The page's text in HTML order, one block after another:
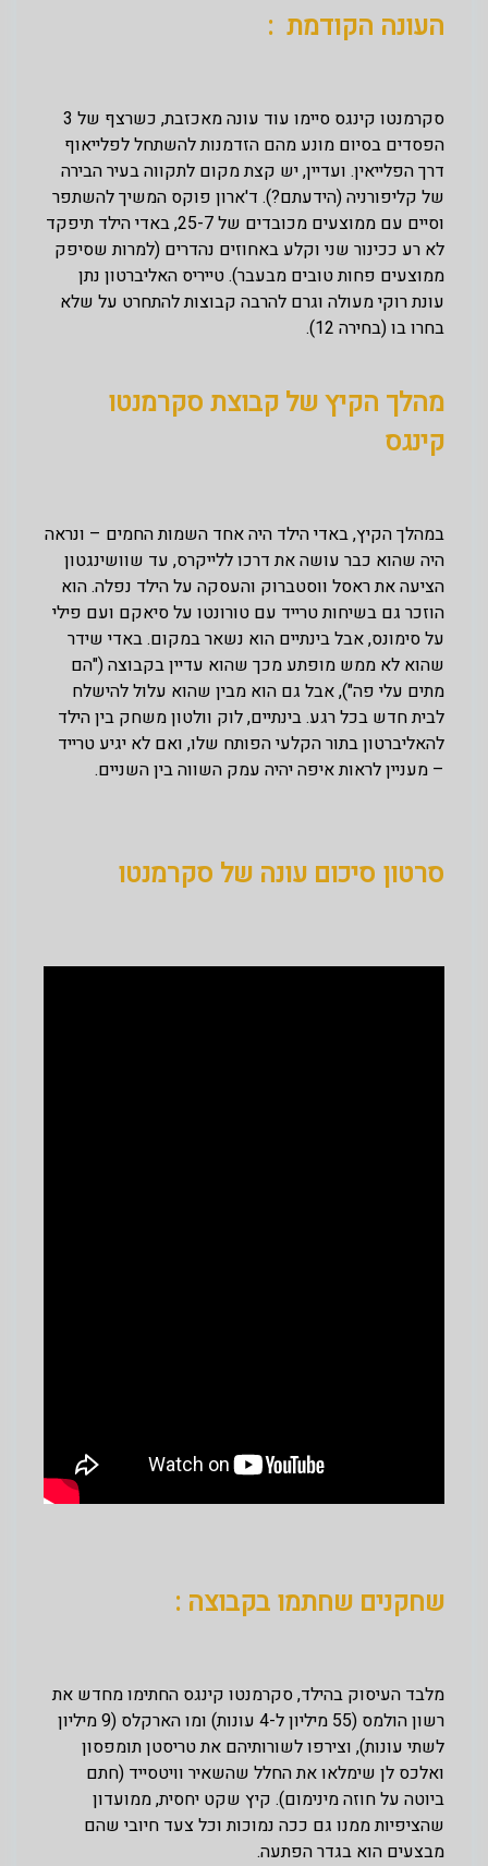
העונה הקודמת :
סקרמנטו קינגס סיימו עוד עונה מאכזבת, כשרצף של 3
הפסדים בסיום מונע מהם הזדמנות להשתחל לפלייאוף
דרך הפלייאין. ועדיין, יש קצת מקום לתקווה בעיר הבירה
של קליפורניה (הידעתם?). ד'ארון פוקס המשיך להשתפר
וסיים עם ממוצעים מכובדים של 25-7, באדי הילד תיפקד
לא רע ככינור שני וקלע באחוזים נהדרים (למרות שסיפק
ממוצעים פחות טובים מבעבר). טייריס האליברטון נתן
עונת רוקי מעולה וגרם להרבה קבוצות להתחרט על שלא
בחרו בו (בחירה 12).
מהלך הקיץ של קבוצת סקרמנטו
קינגס
במהלך הקיץ, באדי הילד היה אחד השמות החמים – ונראה
היה שהוא כבר עושה את דרכו ללייקרס, עד שוושינגטון
הציעה את ראסל ווסטברוק והעסקה על הילד נפלה. הוא
הוזכר גם בשיחות טרייד עם טורונטו על סיאקם ועם פילי
על סימונס, אבל בינתיים הוא נשאר במקום. באדי שידר
שהוא לא ממש מופתע מכך שהוא עדיין בקבוצה ("הם
מתים עלי פה"), אבל גם הוא מבין שהוא עלול להישלח
לבית חדש בכל רגע. בינתיים, לוק וולטון משחק בין הילד
להאליברטון בתור הקלעי הפותח שלו, ואם לא יגיע טרייד
– מעניין לראות איפה יהיה עמק השווה בין השניים.
סרטון סיכום עונה של סקרמנטו
שחקנים שחתמו בקבוצה :
מלבד העיסוק בהילד, סקרמנטו קינגס החתימו מחדש את
רשון הולמס (55 מיליון ל-4 עונות) ומו הארקלס (9 מיליון
לשתי עונות), וצירפו לשורותיהם את טריסטן תומפסון
ואלכס לן שימלאו את החלל שהשאיר וויטסייד (חתם
ביוטה על חוזה מינימום). קיץ שקט יחסית, ממועדון
שהציפיות ממנו גם ככה נמוכות וכל צעד חיובי שהם
מבצעים הוא בגדר הפתעה.